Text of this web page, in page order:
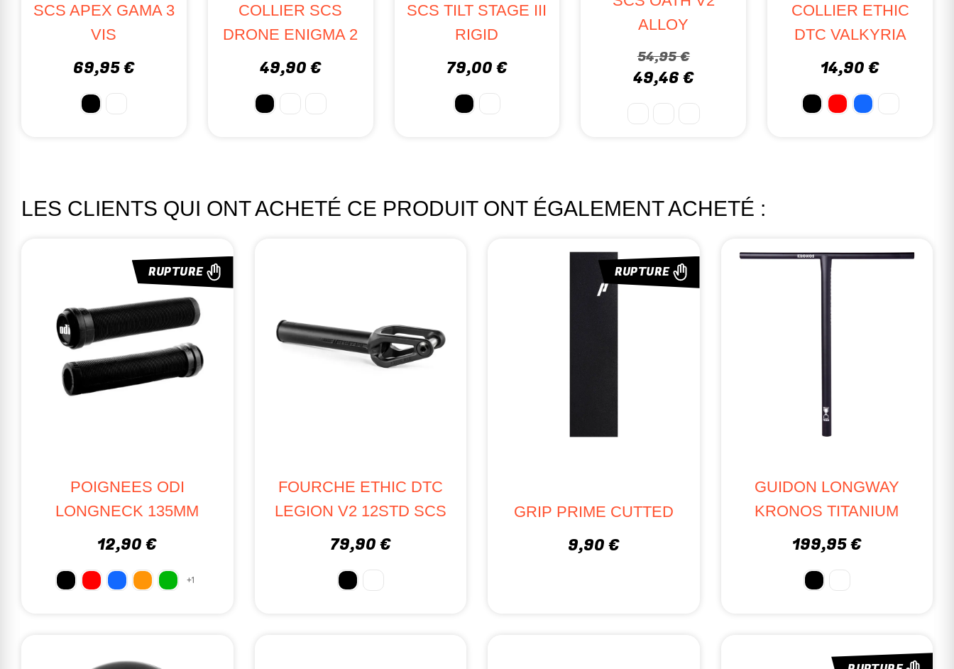
99,95 €
84,95 €
31,90 €
COLLIER ETHIC
DTC BASIC
12,90 €
SCS APEX GAMA 3
VIS
69,95 €
LES CLIENTS QUI ONT ACHETÉ CE PRODUIT ONT ÉGALEMENT ACHETÉ :
RUPTURE
POIGNEES ODI
LONGNECK 135MM
12,90 €
+1
FOURCHE ETHIC DTC
LEGION V2 12STD SCS
79,90 €
RUPTURE
GRIP PRIME CUTTED
9,90 €
GUIDON LONGWAY
KRONOS TITANIUM
199,95 €